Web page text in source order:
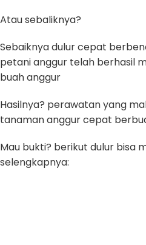
Atau sebaliknya?
Sebaiknya dulur cepat
petani anggur telah berhasil
buah anggur
Hasilnya? perawatan yang
tanaman anggur cepat
Mau bukti? berikut dulur bisa
selengkapnya: